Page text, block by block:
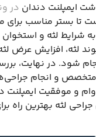
ایمپلنت دندان در
تا بستر مناسب برای
شرایط لثه و
لثه، افزایش عرض
شود. در نهایت،
و انجام
و موفقیت ایمپلنت
لثه بهترین راه